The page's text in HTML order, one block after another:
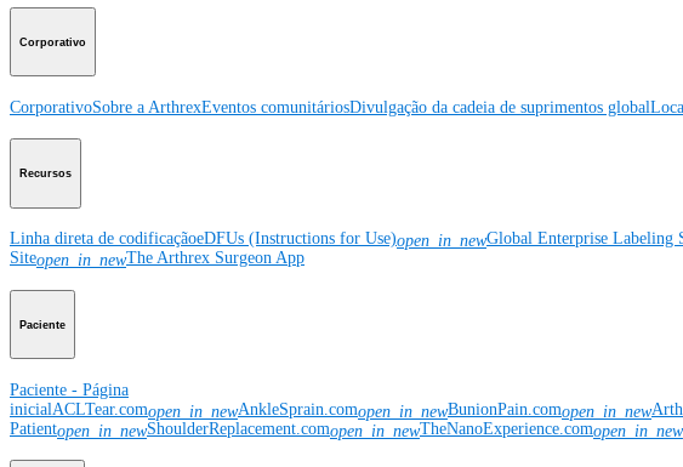
Corporativo
CorporativoSobre a ArthrexEventos comunitáriosDivulgação da cadeia de suprimentos global
Recursos
Linha direta de codificaçãoeDFUs (Instructions for Use)open_in_newGlobal Enterprise Labeling
Siteopen_in_newThe Arthrex Surgeon App
Paciente
Paciente - Página
inicial ACLTear.comopen_in_newAnkleSprain.comopen_in_newBunionPain.comopen_in_new
Patientopen_in_newShoulderReplacement.comopen_in_newTheNanoExperience.comopen_in_new